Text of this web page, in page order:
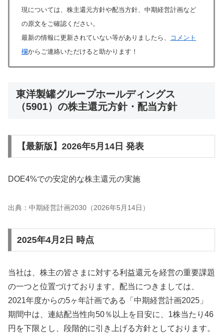
現については、株主還元方針や配当方針、中期経営計画など
の原文をご確認ください。
最新の情報に更新されていない等がありましたら、
コメント
欄からご連絡いただけると助かります！
東洋製罐グループホールディングス
（5901）の株主還元方針・配当方針
【最新版】2026年5月14日 発表
DOE4%での安定的な株主還元の実施
出典：中期経営計画2030（2026年5月14日）
2025年4月2日 時点
当社は、株主の皆さまに対する利益還元を経営の重要課題
の一つと位置づけております。配当につきましては、
2021年度からの5ヶ年計画である「中期経営計画2025」
期間中は、連結配当性向50％以上を目安に、1株当たり46
円を下限とし、段階的に引き上げる方針としております。